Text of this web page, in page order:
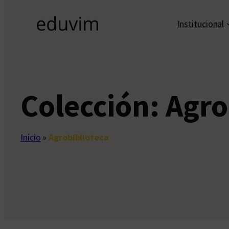
Institucional
Colección:
Inicio »Agrobiblioteca